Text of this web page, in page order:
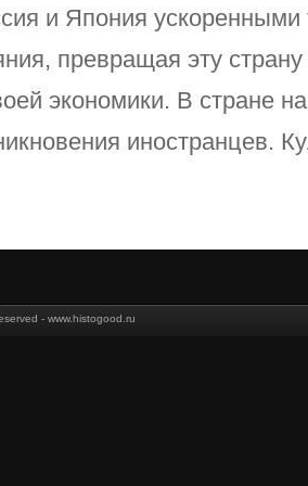
и Япония
превращая эту
экономики. В стране
иностранцев.
- www.histogood.ru